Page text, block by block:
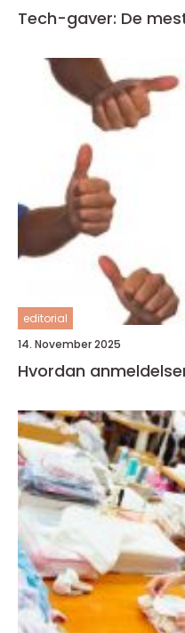
Tech-gaver: De
editorial
14. November 2025
Hvordan